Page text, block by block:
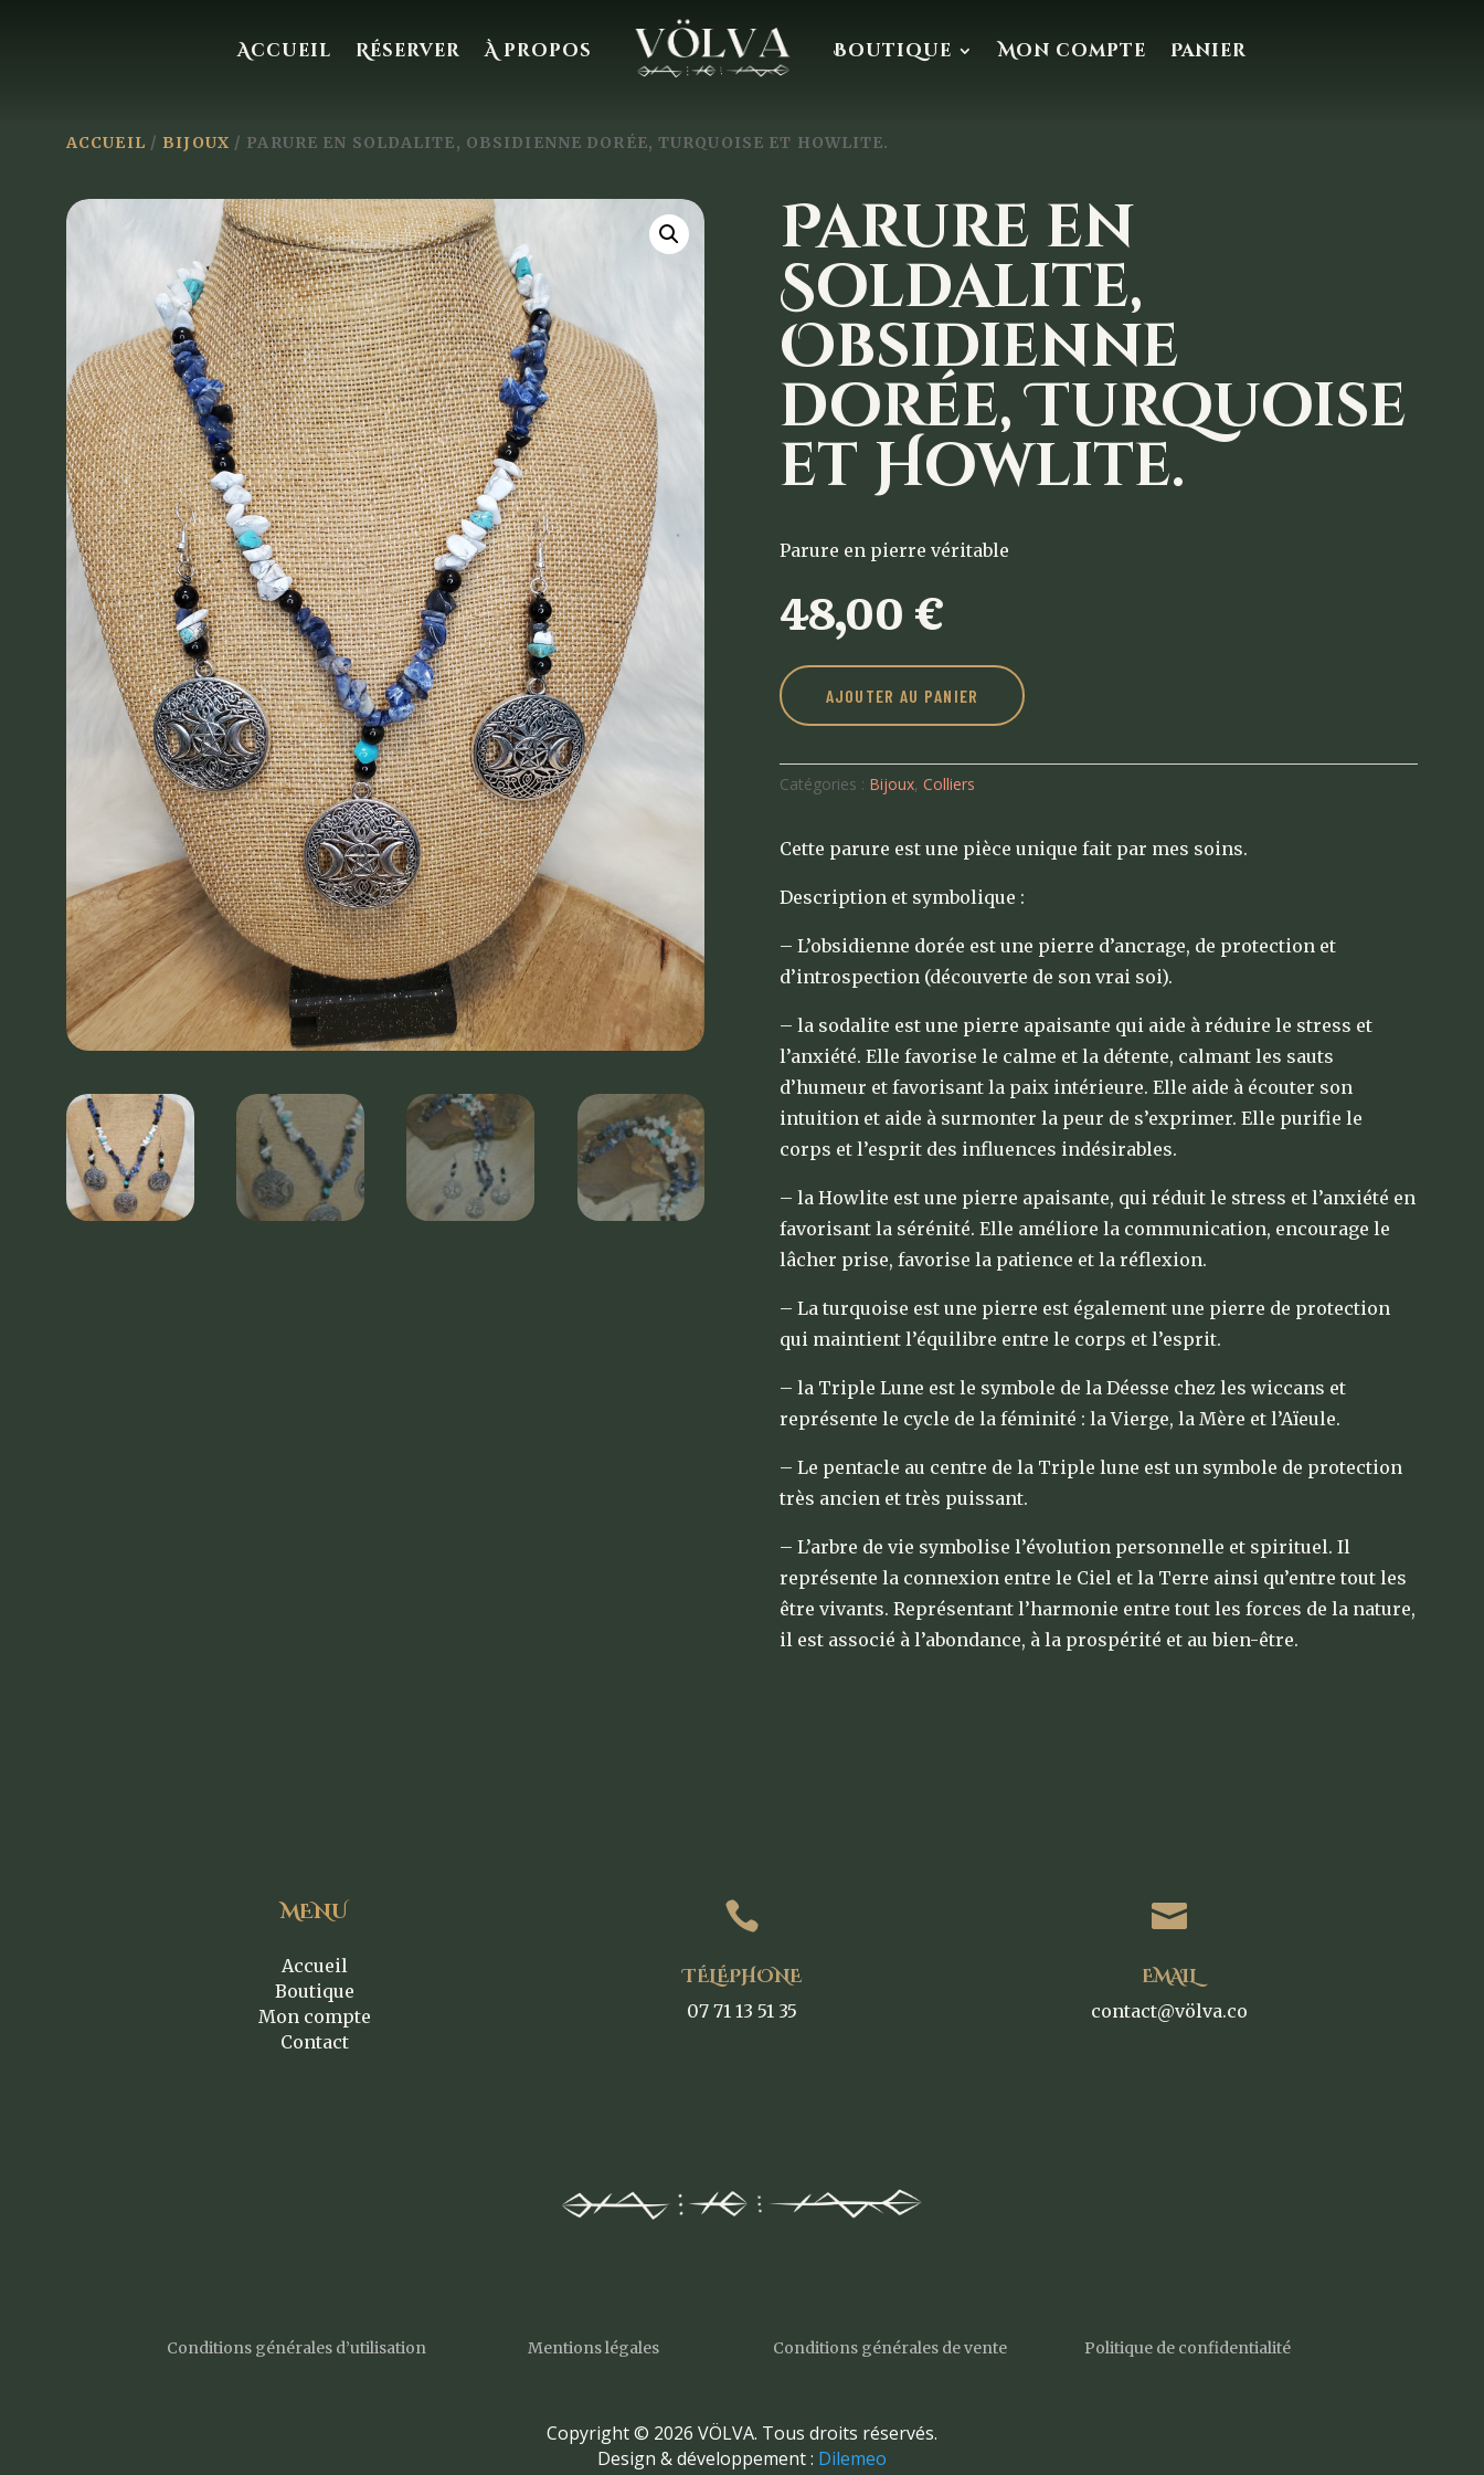
Accueil Réserver À propos Boutique Mon compte Panier
ACCUEIL / BIJOUX / PARURE EN SOLDALITE, OBSIDIENNE DORÉE, TURQUOISE ET HOWLITE.
Parure en
Soldalite,
Obsidienne
dorée, Turquoise
et Howlite.
Parure en pierre véritable
48,00 €
AJOUTER AU PANIER
Catégories : Bijoux, Colliers
Cette parure est une pièce unique fait par mes soins.
Description et symbolique :
– L’obsidienne dorée est une pierre d’ancrage, de protection et
d’introspection (découverte de son vrai soi).
– la sodalite est une pierre apaisante qui aide à réduire le stress et
l’anxiété. Elle favorise le calme et la détente, calmant les sauts
d’humeur et favorisant la paix intérieure. Elle aide à écouter son
intuition et aide à surmonter la peur de s’exprimer. Elle purifie le
corps et l’esprit des influences indésirables.
– la Howlite est une pierre apaisante, qui réduit le stress et l’anxiété en
favorisant la sérénité. Elle améliore la communication, encourage le
lâcher prise, favorise la patience et la réflexion.
– La turquoise est une pierre est également une pierre de protection
qui maintient l’équilibre entre le corps et l’esprit.
– la Triple Lune est le symbole de la Déesse chez les wiccans et
représente le cycle de la féminité : la Vierge, la Mère et l’Aïeule.
– Le pentacle au centre de la Triple lune est un symbole de protection
très ancien et très puissant.
– L’arbre de vie symbolise l’évolution personnelle et spirituel. Il
représente la connexion entre le Ciel et la Terre ainsi qu’entre tout les
être vivants. Représentant l’harmonie entre tout les forces de la nature,
il est associé à l’abondance, à la prospérité et au bien-être.
MENU
Accueil
Boutique
Mon compte
Contact

TÉLÉPHONE
07 71 13 51 35

EMAIL
contact@völva.co
Conditions générales d’utilisation Mentions légales Conditions générales de vente Politique de confidentialité
Copyright © 2026 VÖLVA. Tous droits réservés.
Design & développement : Dilemeo